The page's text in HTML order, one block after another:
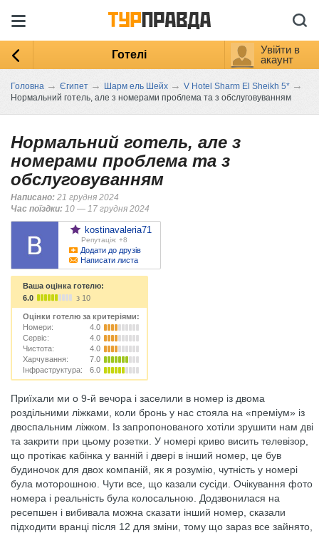
Готелі
Увійти в
акаунт
Головна → Єгипет → Шарм ель Шейх → V Hotel Sharm El Sheikh 5* →
Нормальний готель, але з номерами проблема та з обслуговуванням
Нормальний готель, але з
номерами проблема та з
обслуговуванням
Написано: 21 грудня 2024
Час поїздки: 10 — 17 грудня 2024
kostinavaleria71
Репутація: +8
Додати до друзів
Написати листа
Ваша оцінка готелю:
6.0
з 10
Оцінки готелю за критеріями:
Номери:
4.0
Сервіс:
4.0
Чистота:
4.0
Харчування:
7.0
Інфраструктура:
6.0
Приїхали ми о 9-й вечора і заселили в номер із двома
роздільними ліжками, коли бронь у нас стояла на «преміум» із
двоспальним ліжком. Із запропонованого хотіли зрушити нам дві
та закрити при цьому розетки. У номері криво висить телевізор,
що протікає кабінка у ванній і двері в інший номер, це був
будиночок для двох компаній, як я розумію, чутність у номері
була моторошною. Чути все, що казали сусіди. Очікування фото
номера і реальність була колосальною. Додзвонилася на
ресепшен і вибивала можна сказати інший номер, сказали
підходити вранці після 12 для зміни, тому що зараз все зайнято,